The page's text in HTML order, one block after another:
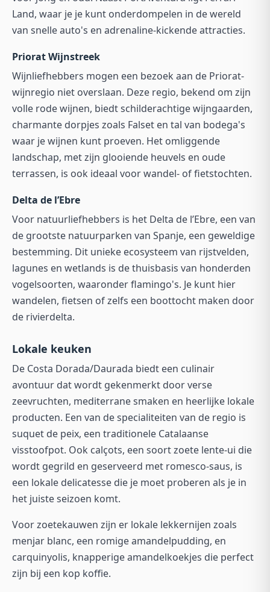
Land, waar je je kunt onderdompelen in de wereld
van snelle auto's en adrenaline-kickende attracties.
Priorat Wijnstreek
Wijnliefhebbers mogen een bezoek aan de Priorat-
wijnregio niet overslaan. Deze regio, bekend om zijn
volle rode wijnen, biedt schilderachtige wijngaarden,
charmante dorpjes zoals Falset en tal van bodega's
waar je wijnen kunt proeven. Het omliggende
landschap, met zijn glooiende heuvels en oude
terrassen, is ook ideaal voor wandel- of fietstochten.
Delta de l’Ebre
Voor natuurliefhebbers is het Delta de l’Ebre, een van
de grootste natuurparken van Spanje, een geweldige
bestemming. Dit unieke ecosysteem van rijstvelden,
lagunes en wetlands is de thuisbasis van honderden
vogelsoorten, waaronder flamingo's. Je kunt hier
wandelen, fietsen of zelfs een boottocht maken door
de rivierdelta.
Lokale keuken
De Costa Dorada/Daurada biedt een culinair
avontuur dat wordt gekenmerkt door verse
zeevruchten, mediterrane smaken en heerlijke lokale
producten. Een van de specialiteiten van de regio is
suquet de peix, een traditionele Catalaanse
visstoofpot. Ook calçots, een soort zoete lente-ui die
wordt gegrild en geserveerd met romesco-saus, is
een lokale delicatesse die je moet proberen als je in
het juiste seizoen komt.
Voor zoetekauwen zijn er lokale lekkernijen zoals
menjar blanc, een romige amandelpudding, en
carquinyolis, knapperige amandelkoekjes die perfect
zijn bij een kop koffie.